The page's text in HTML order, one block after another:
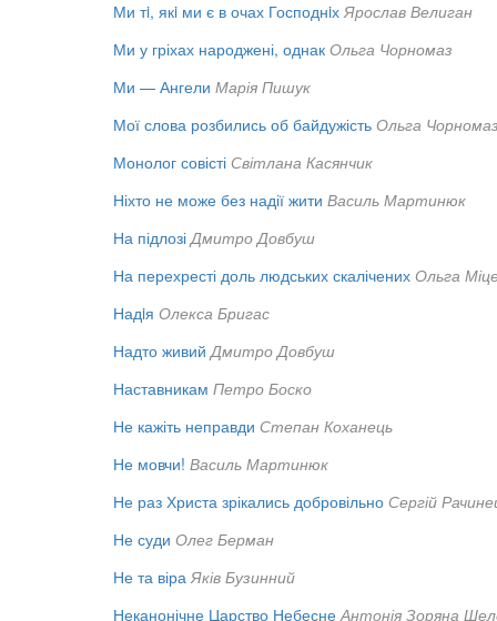
Ми тi, якi ми є в очах Господнiх Ярослав Велиган
Ми у гріхах народжені, однак Ольга Чорномаз
Ми — Ангели Марія Пишук
Мої слова розбились об байдужість Ольга Чорномаз
Монолог совісті Світлана Касянчик
Ніхто не може без надії жити Василь Мартинюк
На підлозі Дмитро Довбуш
На перехресті доль людських скалічених Ольга
Надiя Олекса Бригас
Надто живий Дмитро Довбуш
Наставникам Петро Боско
Не кажіть неправди Степан Коханець
Не мовчи! Василь Мартинюк
Не раз Христа зрікались добровільно Сергій
Не суди Олег Берман
Не та віра Яків Бузинний
Неканонічне Царство Небесне Антонія Зоряна